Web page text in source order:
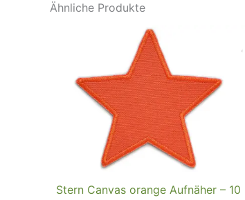
Ähnliche Produkte
Stern Canvas orange Aufnäher – 10